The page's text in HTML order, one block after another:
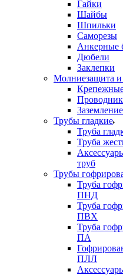
Гайки
Шайбы
Шпильки
Саморезы
Анкерные
Дюбели
Заклепки
Молниезащита и
Заземление
Трубы гладкие
Труба
Труба
труб
Трубы
Труба
ПНД
Труба
ПВХ
Труба
ПА
ПЛЛ